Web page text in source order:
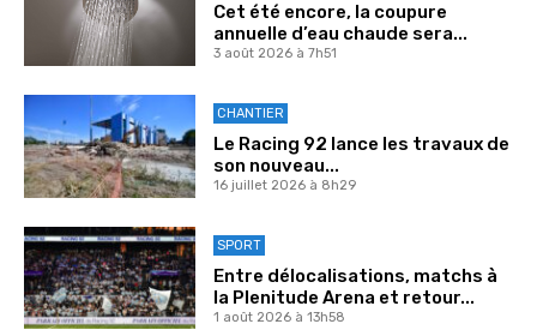
Cet été encore, la coupure
annuelle d’eau chaude sera...
3 août 2026 à 7h51
CHANTIER
Le Racing 92 lance les travaux de
son nouveau...
16 juillet 2026 à 8h29
SPORT
Entre délocalisations, matchs à
la Plenitude Arena et retour...
1 août 2026 à 13h58